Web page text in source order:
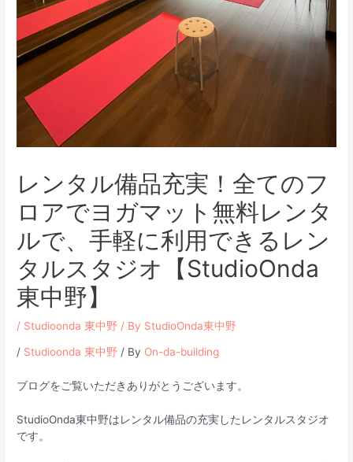
レンタル備品充実！全てのフ
ロアでヨガマット無料レンタ
ルで、手軽に利用できるレン
タルスタジオ【StudioOnda
東中野】
/ Studioonda 東中野 / By StudioOnda東中野
/ Studioonda 東中野 / By On-da-building
ブログをご覧いただきありがとうございます。
StudioOnda東中野はレンタル備品の充実したレンタルスタジオ
です。